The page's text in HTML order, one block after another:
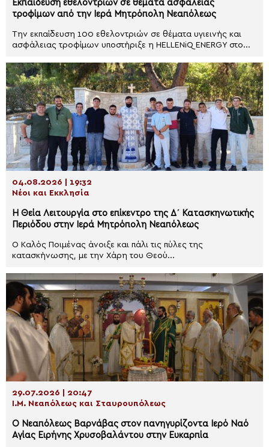
Εκπαίδευση εθελοντριών σε θέματα ασφάλειας
τροφίμων από την Ιερά Μητρόπολη Νεαπόλεως
Την εκπαίδευση 100 εθελοντριών σε θέματα υγιεινής και
ασφάλειας τροφίμων υποστήριξε η HELLENiQ ENERGY στο...
04.08.2026 | 19:32
Νέοι και Εκκλησία
Η Θεία Λειτουργία στο επίκεντρο της Δ΄ Κατασκηνωτικής
Περιόδου στην Ιερά Μητρόπολη Νεαπόλεως
Ο Καλός Ποιμένας άνοιξε και πάλι τις πύλες της
κατασκήνωσης, με την Χάρη του Θεού...
29.07.2026 | 20:47
Ι.Μ. Νεαπόλεως και Σταυρουπόλεως
Ο Νεαπόλεως Βαρνάβας στον πανηγυρίζοντα Ιερό Ναό
Αγίας Ειρήνης Χρυσοβαλάντου στην Ευκαρπία